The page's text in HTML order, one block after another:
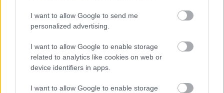
I want to allow Google to send me
personalized advertising.
I want to allow Google to enable storage
related to analytics like cookies on web or
device identifiers in apps.
I want to allow Google to enable storage
Rossi: "Remélem, nem haragítom
magamra a Fradi-szurkolókat, de..." –
kapitánynak a kapuskérdés kapcsán
Rossinak egyelőre fogalma sincs, ki lesz a kezdőkapus
támogassák a döntését.